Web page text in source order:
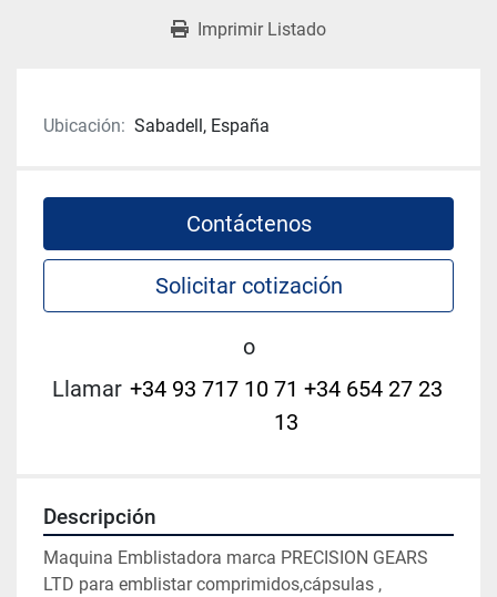
Imprimir Listado
Ubicación: Sabadell, España
Contáctenos
Solicitar cotización
o
Llamar +34 93 717 10 71 +34 654 27 23
13
Descripción
Maquina Emblistadora marca PRECISION GEARS
LTD para emblistar comprimidos,cápsulas ,